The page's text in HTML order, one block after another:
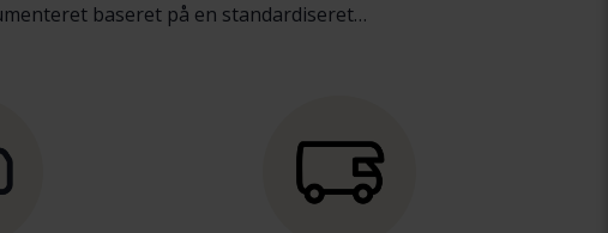
baseret på en standardiseret